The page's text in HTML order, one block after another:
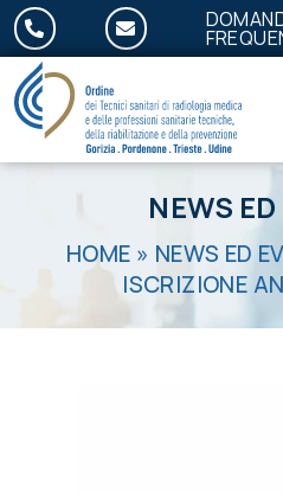
Salta al contenuto
NEWS
HOME » NEWS ED
ISCRIZIONE